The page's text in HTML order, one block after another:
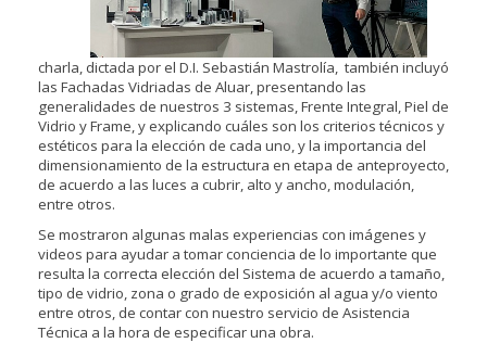
charla, dictada por el D.I. Sebastián Mastrolía, también incluyó
las Fachadas Vidriadas de Aluar, presentando las
generalidades de nuestros 3 sistemas, Frente Integral, Piel de
Vidrio y Frame, y explicando cuáles son los criterios técnicos y
estéticos para la elección de cada uno, y la importancia del
dimensionamiento de la estructura en etapa de anteproyecto,
de acuerdo a las luces a cubrir, alto y ancho, modulación,
entre otros.
Se mostraron algunas malas experiencias con imágenes y
videos para ayudar a tomar conciencia de lo importante que
resulta la correcta elección del Sistema de acuerdo a tamaño,
tipo de vidrio, zona o grado de exposición al agua y/o viento
entre otros, de contar con nuestro servicio de Asistencia
Técnica a la hora de especificar una obra.